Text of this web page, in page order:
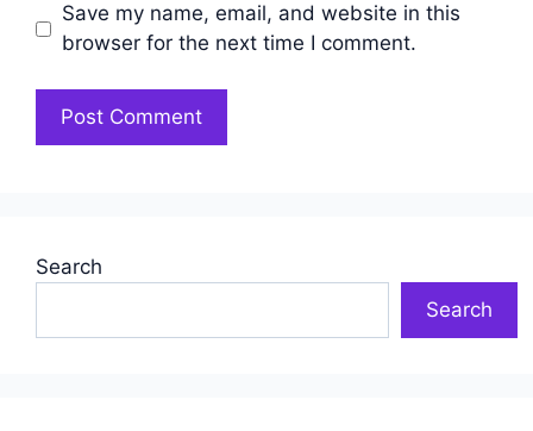
Save my name, email, and website in this
browser for the next time I comment.
Search
Search